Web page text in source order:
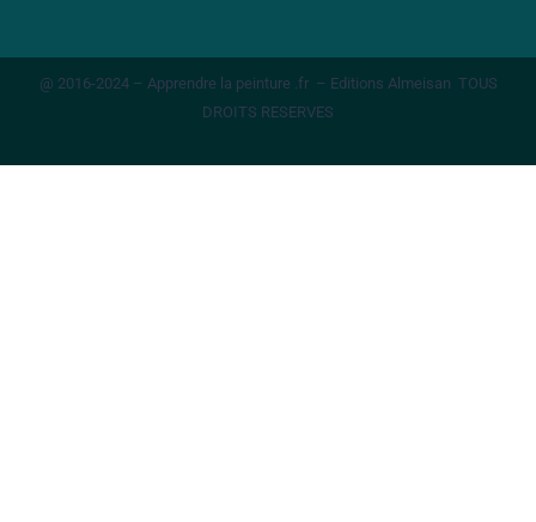
@ 2016-2024 – Apprendre la peinture .fr – Editions Almeisan TOUS
DROITS RESERVES